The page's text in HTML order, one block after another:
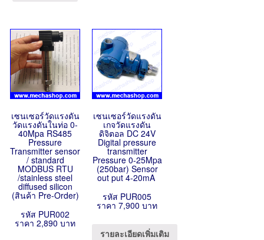
เซนเซอร์วัดแรงดัน
วัดแรงดันในท่อ 0-
40Mpa RS485
Pressure
Transmitter sensor
/ standard
MODBUS RTU
/stainless steel
diffused silicon
(สินค้า Pre-Order)
รหัส PUR002
ราคา 2,890 บาท
เซนเซอร์วัดแรงดัน
เกจวัดแรงดัน
ดิจิตอล DC 24V
Digital pressure
transmitter
Pressure 0-25Mpa
(250bar) Sensor
out put 4-20mA
รหัส PUR005
ราคา 7,900 บาท
รายละเอียดเพิ่มเติม